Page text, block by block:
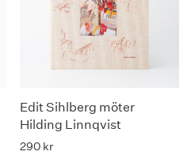
Edit Sihlberg möter
Hilding Linnqvist
290 kr